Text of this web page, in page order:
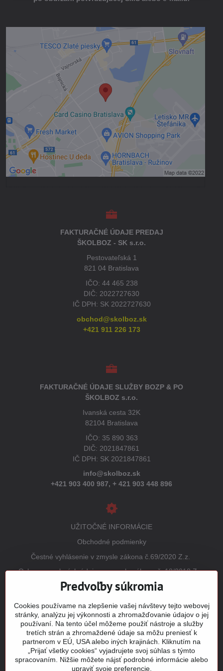
Externý obsah je blokovaný Voľbami
súkromia
Prajete si načítať externý obsah?
Povoliť tentokrát
Povoliť a zapamätať - súhlas s druhom
cookie: Funkčné
Otvoriť obsah v novom okne
FAKTURAČNÉ ÚDAJE PREDAJ
ŠKOLBOZ - SK s.r.o.
Pestovateľská 1
821 04 Bratislava
IČO: 44 465 238
DIČ: 2022727630
IČ DPH: SK 2022727630
obchod@skolboz.sk
+421 911 226 173
FAKTURAČNÉ ÚDAJE SLUŽBY BOZP & PO
ŠKOLBOZ s.r.o.
Ivanská cesta 32K
82104 Bratislava
IČO: 35 890 363
DIČ: 2021847861
IČ DPH: SK 2021847861
info@skolboz.sk
+421 903 400 987, + 421 903 448 896
UŽITOČNÉ INFORMÁCIE
Obchodné podmienky
Čestné vyhlásenie v zmysle zákona č.69/2020 Z.z.
Ochrana osobných údajov v zmysle zákona č. 18/2018 Z.z.
(GDPR)
Vrátenie tovaru
Tabuľky veľkostí
Šitie a potlač odevov
Mapa stránky
Predvoľby súkromia
Cookies používame na zlepšenie vašej návštevy tejto webovej
stránky, analýzu jej výkonnosti a zhromažďovanie údajov o jej
používaní. Na tento účel môžeme použiť nástroje a služby
tretích strán a zhromaždené údaje sa môžu preniesť k
partnerom v EÚ, USA alebo iných krajinách. Kliknutím na
„Prijať všetky cookies“ vyjadrujete svoj súhlas s týmto
spracovaním. Nižšie môžete nájsť podrobné informácie alebo
upraviť svoje preferencie.